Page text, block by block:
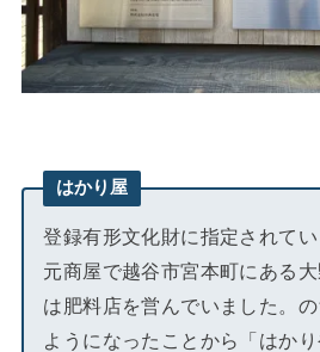
はかり屋
登録有形文化財に指定されて
元商屋で越谷市宮本町にある
は肥料店を営んでいました。
ようになったことから「はか